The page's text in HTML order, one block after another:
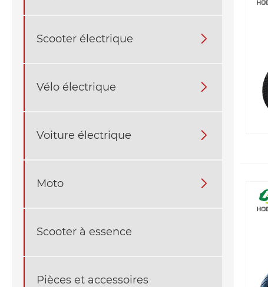
Scooter électrique 
Vélo électrique 
Voiture électrique 
Moto 
Scooter à essence
Pièces et accessoires